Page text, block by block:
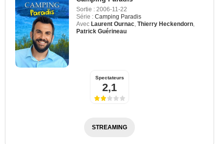
Sortie : 2006-11-22
Série : Camping Paradis
Avec Laurent Ournac Thierry Heckendorn
Patrick Guérineau
Spectateurs
2,1
STREAMING